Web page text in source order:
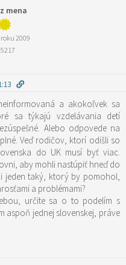
mena
2009
a akokoľvek sa
sa týkajú vzdelávania detí
Alebo odpovede na
Veď rodičov, ktorí odišli so
do UK musí byť viac.
aby mohli nastúpiť hneď do
jeden taký, ktorý by pomohol,
a problémami?
určite sa o to podelím s
aspoň jednej slovenskej, práve